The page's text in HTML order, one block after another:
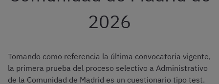
2026
Tomando como referencia la última convocatoria vigente,
la primera prueba del proceso selectivo a Administrativo
de la Comunidad de Madrid es un cuestionario tipo test.